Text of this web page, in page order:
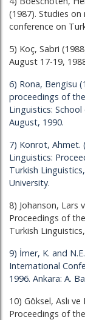
(1987). Studies
conference on
5) Koç, Sabri
August 17-19,
6) Rona, Bengisu
proceedings of
Linguistics:
August, 1990.
7) Konrot, Ahmet.
Linguistics:
Turkish
University.
8) Johanson, Lars
Proceedings of
Turkish
9) İmer, K. and
International
1996. Ankara: A.
10) Göksel, Aslı
Proceedings of